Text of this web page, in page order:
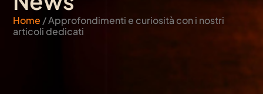
Home / Approfondimenti e curiosità con i nostri
articoli dedicati